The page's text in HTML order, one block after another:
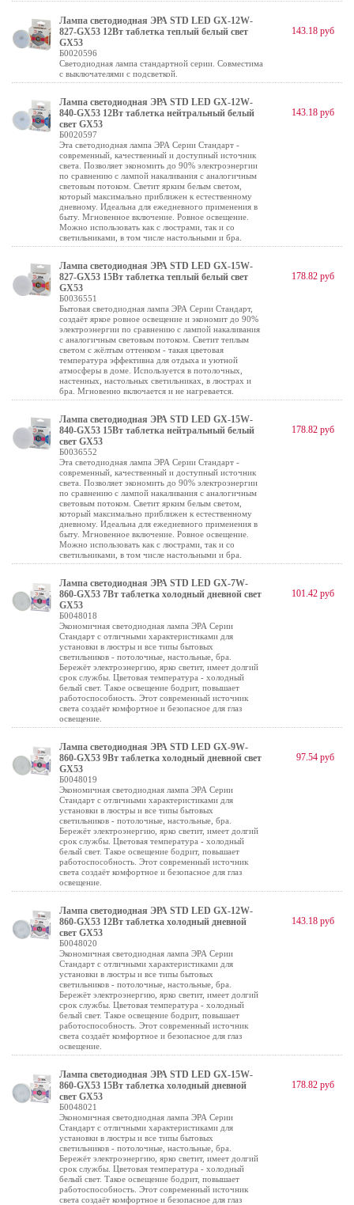
Лампа светодиодная ЭРА STD LED GX-12W-
827-GX53 12Вт таблетка теплый белый свет
GX53
Б0020596
Светодиодная лампа стандартной серии. Совместима
с выключателями с подсветкой.
143.18 руб
Лампа светодиодная ЭРА STD LED GX-12W-
840-GX53 12Вт таблетка нейтральный белый
свет GX53
Б0020597
Эта светодиодная лампа ЭРА Серии Стандарт -
современный, качественный и доступный источник
света. Позволяет экономить до 90% электроэнергии
по сравнению с лампой накаливания с аналогичным
световым потоком. Светит ярким белым светом,
который максимально приближен к естественному
дневному. Идеальна для ежедневного применения в
быту. Мгновенное включение. Ровное освещение.
Можно использовать как с люстрами, так и со
светильниками, в том числе настольными и бра.
143.18 руб
Лампа светодиодная ЭРА STD LED GX-15W-
827-GX53 15Вт таблетка теплый белый свет
GX53
Б0036551
Бытовая светодиодная лампа ЭРА Серии Стандарт,
создаёт яркое ровное освещение и экономит до 90%
электроэнергии по сравнению с лампой накаливания
с аналогичным световым потоком. Светит теплым
светом с жёлтым оттенком - такая цветовая
температура эффективна для отдыха и уютной
атмосферы в доме. Используется в потолочных,
настенных, настольных светильниках, в люстрах и
бра. Мгновенно включается и не нагревается.
178.82 руб
Лампа светодиодная ЭРА STD LED GX-15W-
840-GX53 15Вт таблетка нейтральный белый
свет GX53
Б0036552
Эта светодиодная лампа ЭРА Серии Стандарт -
современный, качественный и доступный источник
света. Позволяет экономить до 90% электроэнергии
по сравнению с лампой накаливания с аналогичным
световым потоком. Светит ярким белым светом,
который максимально приближен к естественному
дневному. Идеальна для ежедневного применения в
быту. Мгновенное включение. Ровное освещение.
Можно использовать как с люстрами, так и со
светильниками, в том числе настольными и бра.
178.82 руб
Лампа светодиодная ЭРА STD LED GX-7W-
860-GX53 7Вт таблетка холодный дневной свет
GX53
Б0048018
Экономичная светодиодная лампа ЭРА Серии
Стандарт с отличными характеристиками для
установки в люстры и все типы бытовых
светильников - потолочные, настольные, бра.
Бережёт электроэнергию, ярко светит, имеет долгий
срок службы. Цветовая температура - холодный
белый свет. Такое освещение бодрит, повышает
работоспособность. Этот современный источник
света создаёт комфортное и безопасное для глаз
освещение.
101.42 руб
Лампа светодиодная ЭРА STD LED GX-9W-
860-GX53 9Вт таблетка холодный дневной свет
GX53
Б0048019
Экономичная светодиодная лампа ЭРА Серии
Стандарт с отличными характеристиками для
установки в люстры и все типы бытовых
светильников - потолочные, настольные, бра.
Бережёт электроэнергию, ярко светит, имеет долгий
срок службы. Цветовая температура - холодный
белый свет. Такое освещение бодрит, повышает
работоспособность. Этот современный источник
света создаёт комфортное и безопасное для глаз
освещение.
97.54 руб
Лампа светодиодная ЭРА STD LED GX-12W-
860-GX53 12Вт таблетка холодный дневной
свет GX53
Б0048020
Экономичная светодиодная лампа ЭРА Серии
Стандарт с отличными характеристиками для
установки в люстры и все типы бытовых
светильников - потолочные, настольные, бра.
Бережёт электроэнергию, ярко светит, имеет долгий
срок службы. Цветовая температура - холодный
белый свет. Такое освещение бодрит, повышает
работоспособность. Этот современный источник
света создаёт комфортное и безопасное для глаз
освещение.
143.18 руб
Лампа светодиодная ЭРА STD LED GX-15W-
860-GX53 15Вт таблетка холодный дневной
свет GX53
Б0048021
Экономичная светодиодная лампа ЭРА Серии
Стандарт с отличными характеристиками для
установки в люстры и все типы бытовых
светильников - потолочные, настольные, бра.
Бережёт электроэнергию, ярко светит, имеет долгий
срок службы. Цветовая температура - холодный
белый свет. Такое освещение бодрит, повышает
работоспособность. Этот современный источник
света создаёт комфортное и безопасное для глаз
178.82 руб